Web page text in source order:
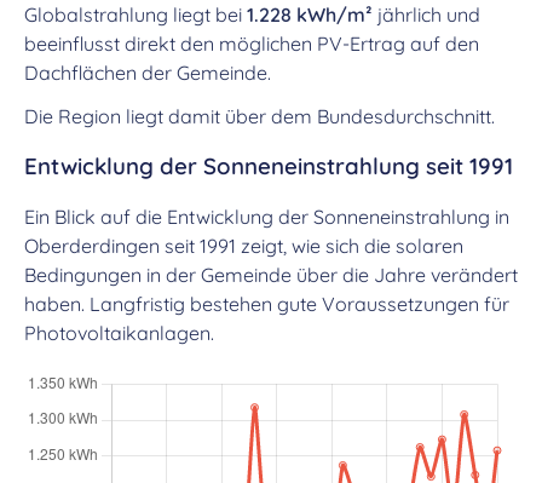
Globalstrahlung liegt bei 1.228 kWh/m² jährlich und
beeinflusst direkt den möglichen PV-Ertrag auf den
Dachflächen der Gemeinde.
Die Region liegt damit über dem Bundesdurchschnitt.
Entwicklung der Sonneneinstrahlung seit 1991
Ein Blick auf die Entwicklung der Sonneneinstrahlung in
Oberderdingen seit 1991 zeigt, wie sich die solaren
Bedingungen in der Gemeinde über die Jahre verändert
haben. Langfristig bestehen gute Voraussetzungen für
Photovoltaikanlagen.